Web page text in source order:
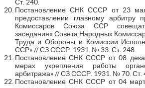
Ст. 240.
Постановление СНК СССР от 23
предоставлении главному арбитру
Комиссаров Союза ССР
заседаниях Совета Народных
Труда и Обороны и Комиссии
ССР» // СЗ СССР. 1931. № 33. Ст. 248.
Постановление СНК СССР от 08
мерах укрепления работы
арбитража» // СЗ СССР. 1931. № 70. Ст.
Постановление СНК СССР от 04